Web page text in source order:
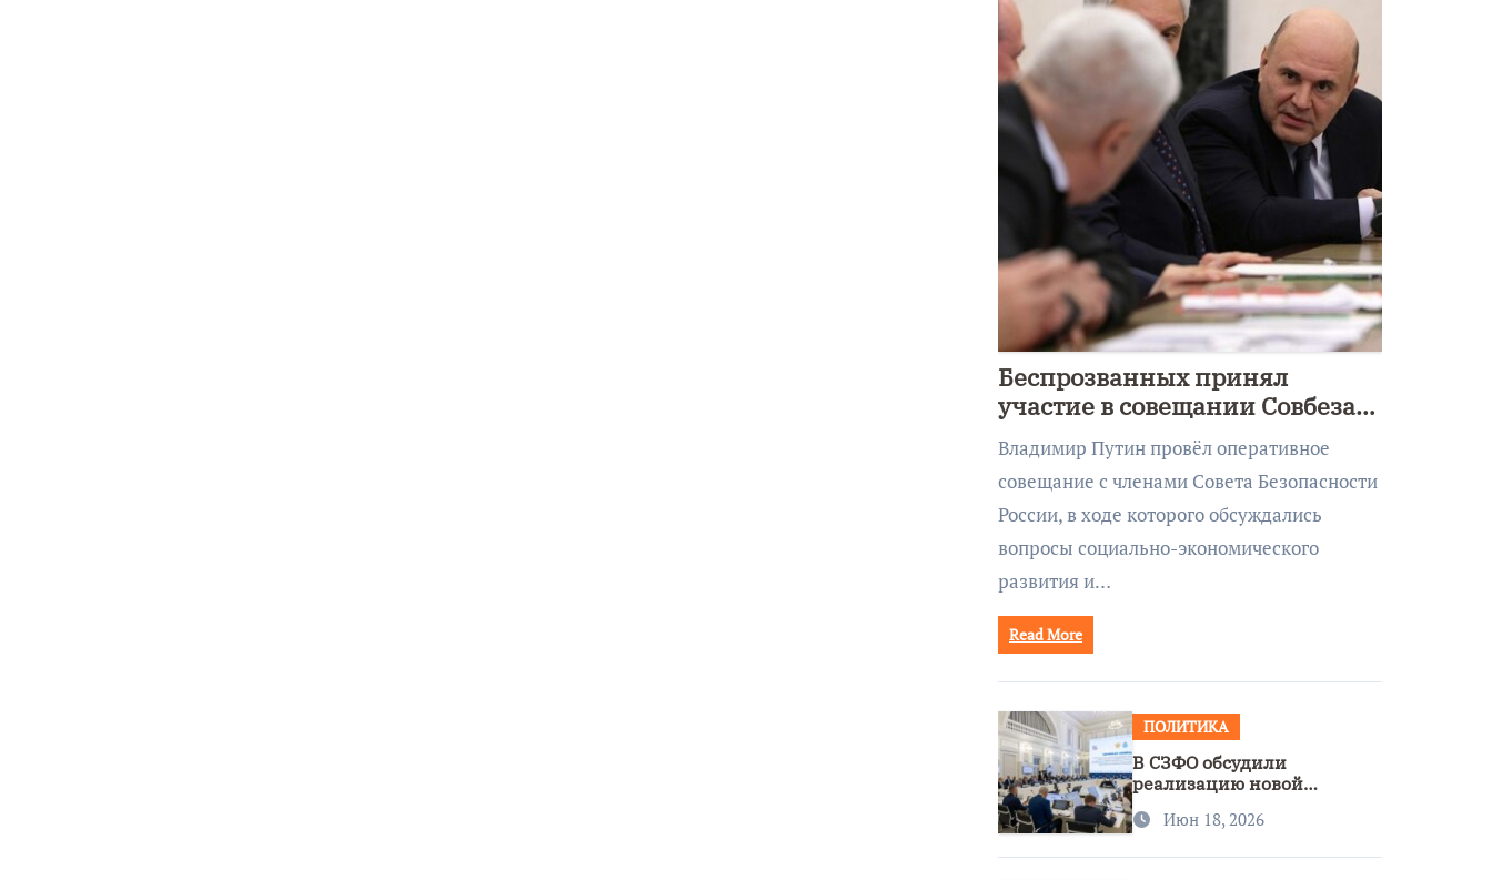
Беспрозванных принял
участие в совещании Совбеза
под руководством Путина
Владимир Путин провёл оперативное
совещание с членами Совета Безопасности
России, в ходе которого обсуждались
вопросы социально-экономического
развития и…
Read More
ПОЛИТИКА
В СЗФО обсудили
реализацию новой
Июн 18, 2026